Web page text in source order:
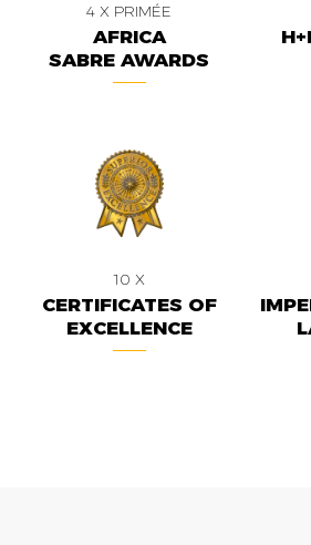
4 X PRIMÉE
AFRICA
SABRE AWARDS
10 X
CERTIFICATES OF
EXCELLENCE